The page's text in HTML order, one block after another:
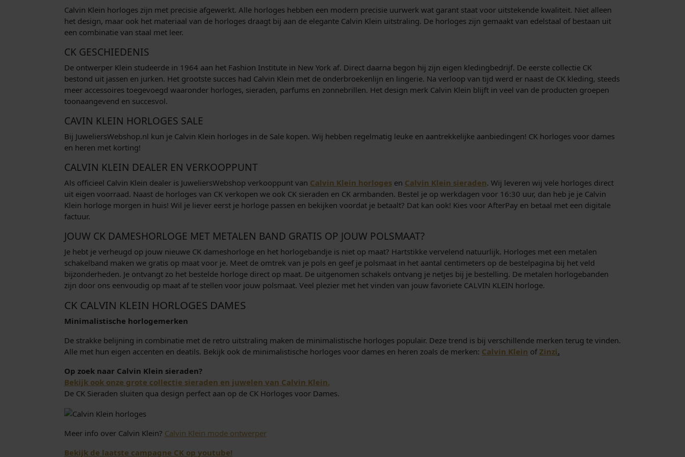
Calvin Klein horloges zijn met precisie afgewerkt. Alle horloges hebben een modern precisie uurwerk wat garant staat voor uitstekende kwaliteit. Niet alleen
het design, maar ook het materiaal van de horloges draagt bij aan de elegante Calvin Klein uitstraling. De horloges zijn gemaakt van edelstaal of bestaan uit
een combinatie van staal met leer.
CK GESCHIEDENIS
De ontwerper Klein studeerde in 1964 aan het Fashion Institute in New York af. Direct daarna begon hij zijn eigen kledingbedrijf. De eerste collectie CK
bestond uit jassen en jurken. Het grootste succes had Calvin Klein met de onderbroekenlijn en lingerie. Na verloop van tijd werd er naast de CK kleding, steeds
meer accessoires toegevoegd waaronder horloges, sieraden, parfums en zonnebrillen. Het design merk Calvin Klein blijft in veel van de producten groepen
toonaangevend en succesvol.
CAVIN KLEIN HORLOGES SALE
Bij JuweliersWebshop.nl kun je Calvin Klein horloges in de Sale kopen. Wij hebben regelmatig leuke en aantrekkelijke aanbiedingen! CK horloges voor dames
en heren met korting!
CALVIN KLEIN DEALER EN VERKOOPPUNT
Als officieel Calvin Klein dealer is JuweliersWebshop verkooppunt van Calvin Klein horloges en Calvin Klein sieraden. Wij leveren wij vele horloges direct
uit eigen voorraad. Naast de horloges van CK verkopen we ook CK sieraden en CK armbanden. Bestel je op werkdagen voor 16:30 uur, dan heb je je Calvin
Klein horloge morgen in huis! Wil je liever eerst je horloge passen en bekijken voordat je betaalt? Dat kan ook! Kies voor AfterPay en betaal met een digitale
factuur.
JOUW CK DAMESHORLOGE MET METALEN BAND GRATIS OP JOUW POLSMAAT?
Je hebt je verheugd op jouw nieuwe CK dameshorloge en het horlogebandje is niet op maat? Hartstikke vervelend natuurlijk. Horloges met een metalen
schakelband maken we gratis op maat voor je. Meet de omtrek van je pols en geef je polsmaat in het aantal centimeters op de bestelpagina bij het veld
bijzonderheden. Je ontvangt zo het bestelde horloge direct op maat. De uitgenomen schakels ontvang je netjes bij je bestelling. De metalen horlogebanden
zijn door ons eenvoudig op maat af te stellen voor jouw polsmaat. Veel plezier met het vinden van jouw favoriete CALVIN KLEIN horloge.
CK CALVIN KLEIN HORLOGES DAMES
Minimalistische horlogemerken
De strakke belijning in combinatie met de retro uitstraling maken de minimalistische horloges populair. Deze trend is bij verschillende merken terug te vinden.
Alle met hun eigen accenten en deatils. Bekijk ook de minimalistische horloges voor dames en heren zoals de merken: Calvin Klein ofZinzi.
Op zoek naar Calvin Klein sieraden?
Bekijk ook onze grote collectie sieraden en juwelen van Calvin Klein.
De CK Sieraden sluiten qua design perfect aan op de CK Horloges voor Dames.
Meer info over Calvin Klein? Calvin Klein mode ontwerper
Bekijk de laatste campagne CK op youtube!